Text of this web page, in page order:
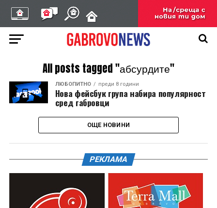
All posts tagged "абсурдите"
ЛЮБОПИТНО преди 8 години
Нова фейсбук група набира популярност
сред габровци
ОЩЕ НОВИНИ
РЕКЛАМА